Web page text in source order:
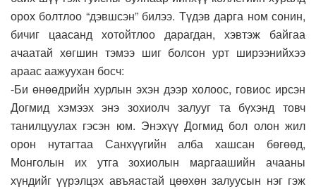
орох болтлоо “дэвшсэн” билээ. Түдэв дарга ном сонин,
бичиг цаасанд хотойтлоо дарагдан, хэвтэж байгаа
ачаатай хөгшин тэмээ шиг болсон урт ширээнийхээ
араас аажуухан босч:
-Би өнөөдрийн хурлын эхэн дээр холоос, говиос ирсэн
Догмид хэмээх энэ зохиолч залууг та бүхэнд товч
танилцуулах гэсэн юм. Энэхүү Догмид бол олон жил
орон нутагтаа Санхүүгийн алба хашсан бөгөөд,
Монголын их утга зохиолын маргаашийн ачааны
хүндийг үүрэлцэх авъяастай цөөхөн залуусын нэг гэж